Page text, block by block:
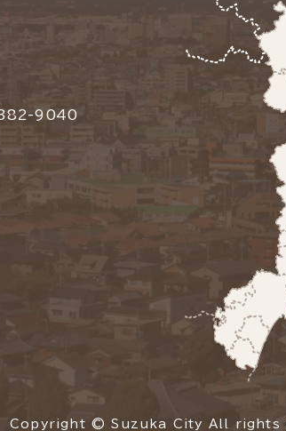
382-9040
Copyright © Suzuka City All rights